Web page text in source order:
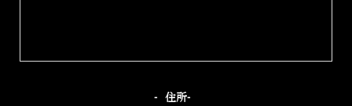
‐住所‐